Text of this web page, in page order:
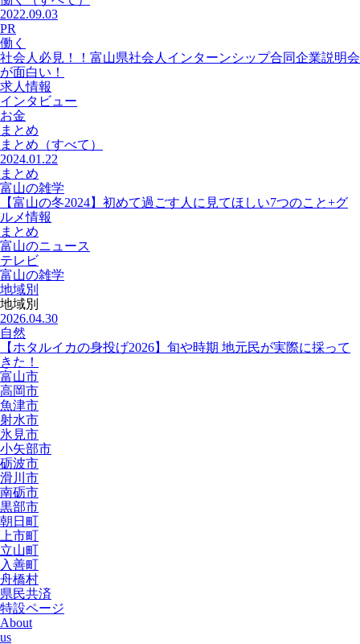
2022.09.03
PR
働く
社会人必見！！富山県社会人インターンシップ合同企業説明会
が面白い！
求人情報
インタビュー
お金
まとめ
まとめ （すべて）
2024.01.22
まとめ
富山の雑学
【富山の冬2024】初めて過ごす人に見てほしい7つのこと+グ
ルメ情報
まとめ
富山のニュース
テレビ
富山の雑学
地域別
地域別
2026.04.30
自然
【ホタルイカの身投げ2026】旬や時期 地元民が実際に採って
きた！
富山市
高岡市
魚津市
射水市
氷見市
小矢部市
砺波市
滑川市
南砺市
黒部市
朝日町
上市町
立山町
入善町
舟橋村
県民共済
特設ページ
About
us